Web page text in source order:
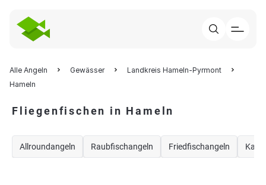
Alle Angeln Gewässer
Landkreis Hameln-Pyrmont
Hameln
Fliegenfischen in Hameln
Allroundangeln Raubfischangeln Friedfischangeln